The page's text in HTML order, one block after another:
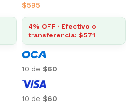
$1.044
4% OFF · Efectivo o
transferencia: $1.002
10 de $104
10 de $104